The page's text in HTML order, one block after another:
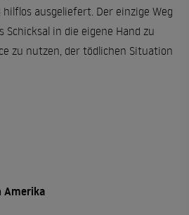
ausgeliefert. Der einzige Weg
Schicksal in die eigene Hand zu
zu nutzen, der tödlichen Situation
Amerika